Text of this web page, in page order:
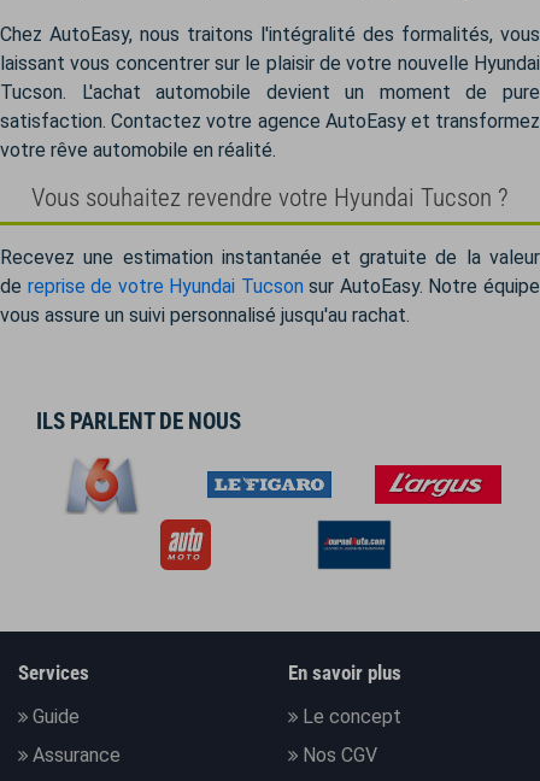
Chez AutoEasy, nous traitons l'intégralité des formalités, vous
laissant vous concentrer sur le plaisir de votre nouvelle Hyundai
Tucson. L'achat automobile devient un moment de pure
satisfaction. Contactez votre agence AutoEasy et transformez
votre rêve automobile en réalité.
Vous souhaitez revendre votre Hyundai Tucson ?
Recevez une estimation instantanée et gratuite de la valeur
de reprise de votre Hyundai Tucson sur AutoEasy. Notre équipe
vous assure un suivi personnalisé jusqu'au rachat.
ILS PARLENT DE NOUS
Services
Guide
Assurance
En savoir plus
Le concept
Nos CGV